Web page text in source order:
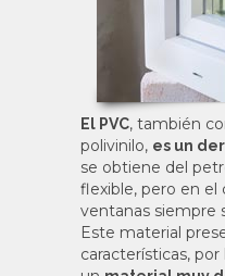
El PVC, también
polivinilo, es un
se obtiene del
flexible, pero en el
ventanas siempre
Este material
características,